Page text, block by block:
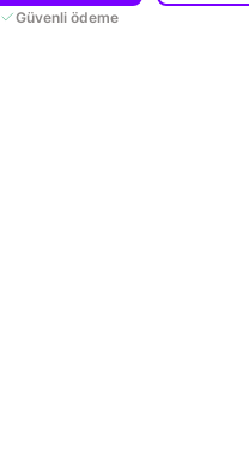
Güvenli ödeme